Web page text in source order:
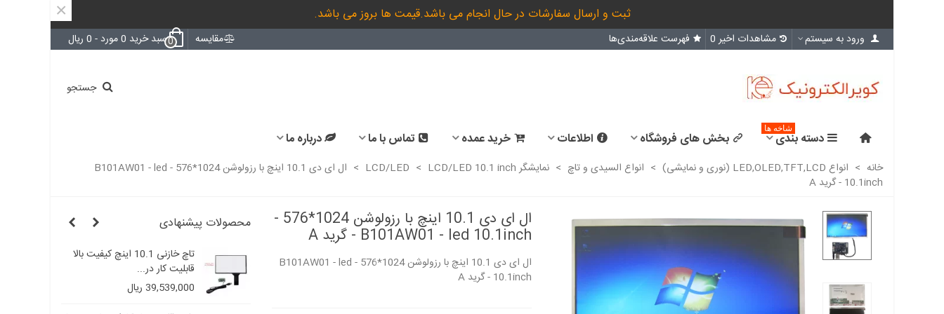
ثبت و ارسال سفارشات در حال انجام می باشد.قیمت ها بروز می باشد. ×
ورود به سیستم مشاهدات اخیر 0 فهرست علاقه‌مندی‌ها مقایسه 0سبد خرید 0مورد - 0 ریال
جستجو
دسته بندی
شاخه ها
بخش های فروشگاه اطلاعات خرید عمده تماس با ما درباره ما
خانه > انواع LED,OLED,TFT,LCD (نوری و نمایشی) > انواع السیدی و تاچ > نمایشگر LCD/LED > LCD/LED 10.1 inch
>
ال ای دی 10.1 اینچ با رزولوشن 1024*576 - B101AW01 - led
10.1inch - گرید A
ال ای دی 10.1 اینچ با رزولوشن 1024*576 -
B101AW01 - led 10.1inch - گرید A
ال ای دی 10.1 اینچ با رزولوشن 1024*576 - B101AW01 - led
10.1inch - گرید A
محصولات پیشنهادی
تاچ خازنی 10.1 اینچ 16:9 با
درایور GT911 قابلیت...
35,681,000 ریال
تاچ خازنی 10.1 اینچ کیفیت بالا
قابلیت کار در...
تاچ خازنی 10.1 اینچ 16:9 با
درایور GT911 قابلیت...
تاچ خازنی 10.1 اینچ کیفیت بالا
قابلیت کار در...
39,539,000 ریال